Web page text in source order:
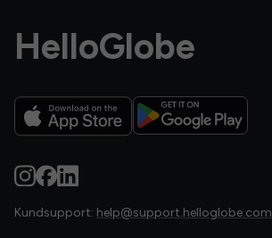
HelloGlobe
Kundsupport: help@support.helloglobe.com